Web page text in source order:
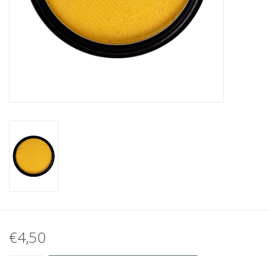
€4,50